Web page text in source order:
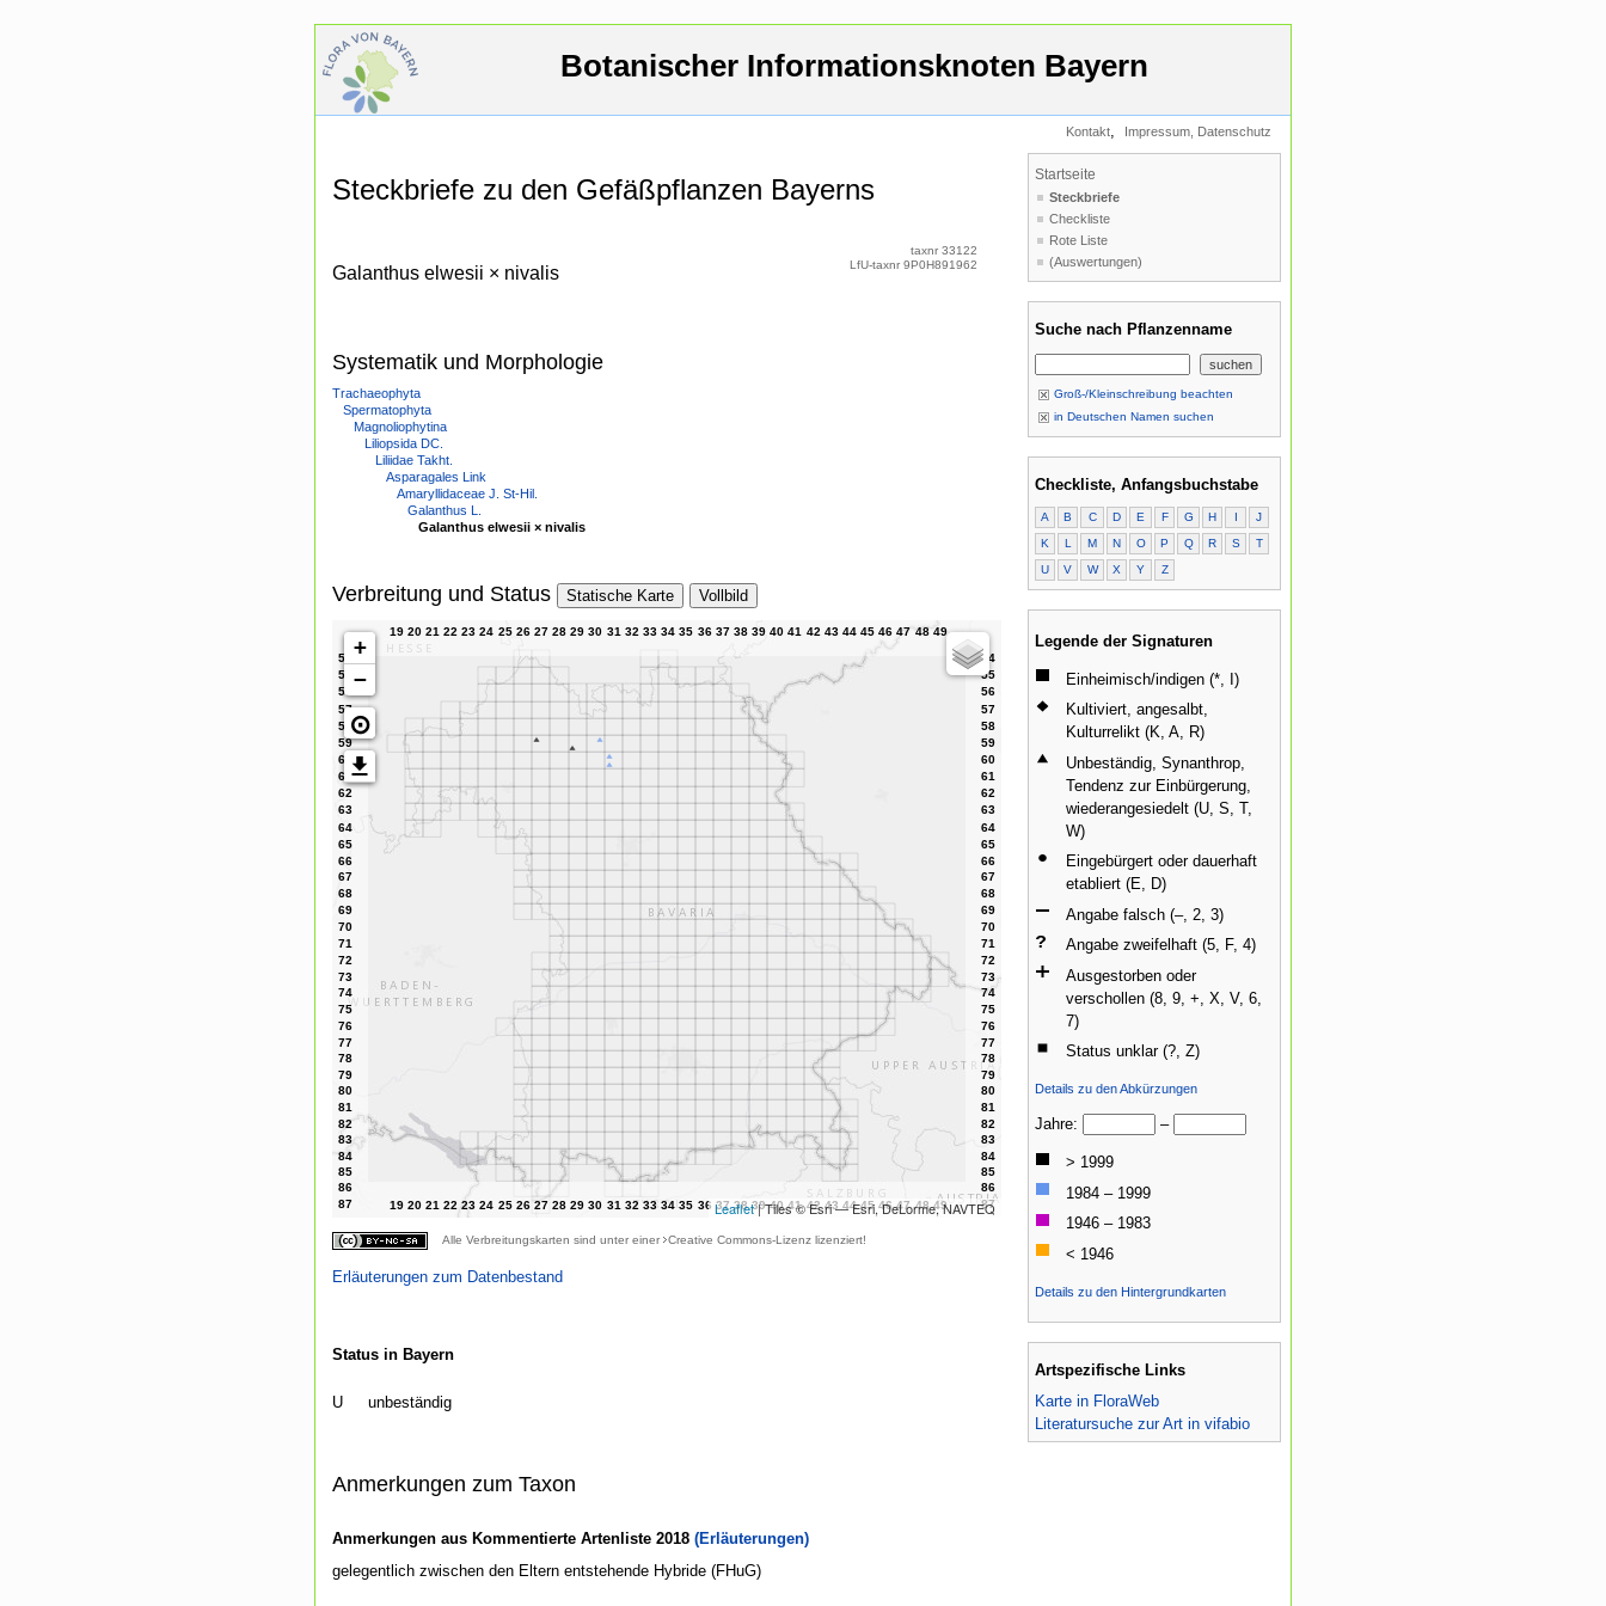
Botanischer Informationsknoten Bayern
Kontakt, Impressum, Datenschutz
Steckbriefe zu den Gefäßpflanzen Bayerns
Galanthus elwesii × nivalis
taxnr 33122
LfU-taxnr 9P0H891962
Systematik und Morphologie
Trachaeophyta
Spermatophyta
Magnoliophytina
Liliopsida DC.
Liliidae Takht.
Asparagales Link
Amaryllidaceae J. St-Hil.
Galanthus L.
Galanthus elwesii × nivalis
Verbreitung und Status Statische Karte Vollbild
+
−
⊙
Leaflet| Tiles © Esri — Esri, DeLorme, NAVTEQ
Alle Verbreitungskarten sind unter einer Creative Commons-Lizenz lizenziert!
Erläuterungen zum Datenbestand
Status in Bayern
U unbeständig
Anmerkungen zum Taxon
Anmerkungen aus Kommentierte Artenliste 2018 (Erläuterungen)
gelegentlich zwischen den Eltern entstehende Hybride (FHuG)
Startseite
Steckbriefe
Checkliste
Rote Liste
(Auswertungen)
Suche nach Pflanzenname
Groß-/Kleinschreibung beachten
in Deutschen Namen suchen
Checkliste, Anfangsbuchstabe
A B C D E F G H I
J
K
L M N O P Q R S
T
U
V W X Y Z
Legende der Signaturen
Einheimisch/indigen (*, I)
Kultiviert, angesalbt,
Kulturrelikt (K, A, R)
Unbeständig, Synanthrop,
Tendenz zur Einbürgerung,
wiederangesiedelt (U, S, T,
W)
Eingebürgert oder dauerhaft
etabliert (E, D)
Angabe falsch (–, 2, 3)
Angabe zweifelhaft (5, F, 4)
Ausgestorben oder
verschollen (8, 9, +, X, V, 6,
7)
Status unklar (?, Z)
Details zu den Abkürzungen
Jahre: –
> 1999
1984 – 1999
1946 – 1983
< 1946
Details zu den Hintergrundkarten
Artspezifische Links
Karte in FloraWeb
Literatursuche zur Art in vifabio